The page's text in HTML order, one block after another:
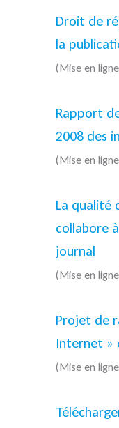
Droit de
la
(Mise en
Rapport
2008 des
(Mise en
La qualité
collabore
journal
(Mise en
Projet de
Internet »
(Mise en